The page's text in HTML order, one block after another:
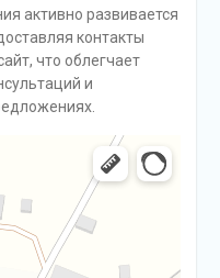
активно развивается
контакты
что облегчает
и